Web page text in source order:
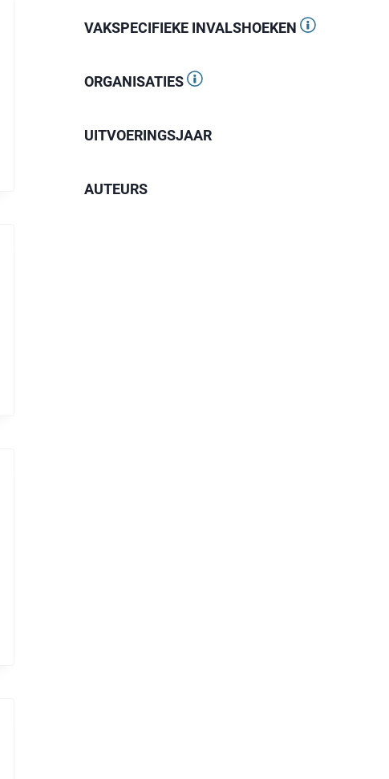
VAKSPECIFIEKE INVALSHOEKEN
ORGANISATIES
UITVOERINGSJAAR
AUTEURS